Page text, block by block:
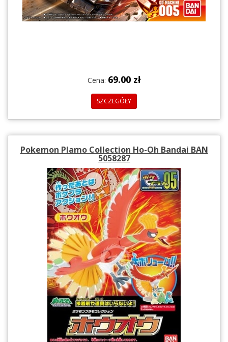
Cena: 69.00 zł
SZCZEGÓŁY
Pokemon Plamo Collection Ho-Oh Bandai BAN
5058287